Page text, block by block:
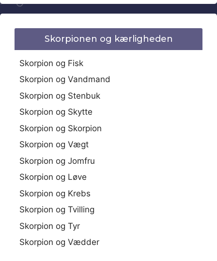
Skorpionen og kærligheden
Skorpion og Fisk
Skorpion og Vandmand
Skorpion og Stenbuk
Skorpion og Skytte
Skorpion og Skorpion
Skorpion og Vægt
Skorpion og Jomfru
Skorpion og Løve
Skorpion og Krebs
Skorpion og Tvilling
Skorpion og Tyr
Skorpion og Vædder